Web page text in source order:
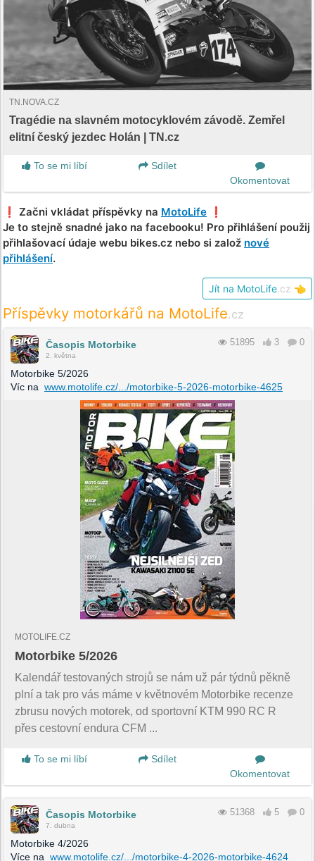
TN.NOVA.CZ
Tragédie na slavném motocyklovém závodě. Zemřel
elitní český jezdec Holán | TN.cz
To se mi líbí
Sdílet
Okomentovat
❗️ Začni vkládat příspěvky na MotoLife ❗️
Je to stejně snadné jako na facebooku! Pro přihlášení použij
přihlašovací údaje webu bikes.cz nebo si založ nové
přihlášení.
Jít na MotoLife .cz 👈
Příspěvky motorkářů na MotoLife.cz
Časopis Motorbike
2. května
51895 3 0
Motorbike 5/2026
Víc na www.motolife.cz/.../motorbike-5-2026-motorbike-4625
MOTOLIFE.CZ
Motorbike 5/2026
Kalendář testovaných strojů se nám už pár týdnů pěkně
plní a tak pro vás máme v květnovém Motorbike recenze
zbrusu nových motorek, od sportovní KTM 990 RC R
přes cestovní endura CFM ...
To se mi líbí
Sdílet
Okomentovat
Časopis Motorbike
7. dubna
51368 5 0
Motorbike 4/2026
Více na www.motolife.cz/.../motorbike-4-2026-motorbike-4624